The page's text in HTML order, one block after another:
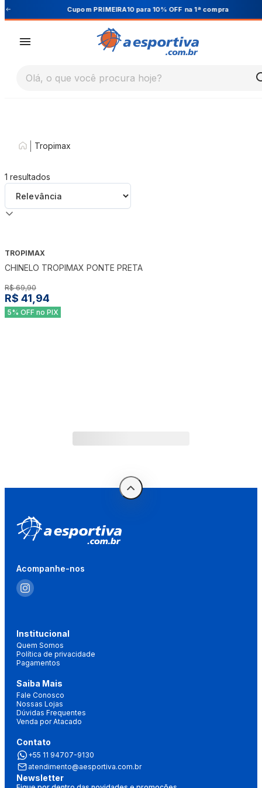
Cupom PRIMEIRA10 para 10% OFF na 1ª compra
Olá, o que você procura hoje?
Tropimax
1 resultados
TROPIMAX
CHINELO TROPIMAX PONTE PRETA
R$ 69,90
R$ 41,94
5% OFF no PIX
Acompanhe-nos
Institucional
Quem Somos
Política de privacidade
Pagamentos
Saiba Mais
Fale Conosco
Nossas Lojas
Dúvidas Frequentes
Venda por Atacado
Contato
+55 11 94707-9130
atendimento@aesportiva.com.br
Newsletter